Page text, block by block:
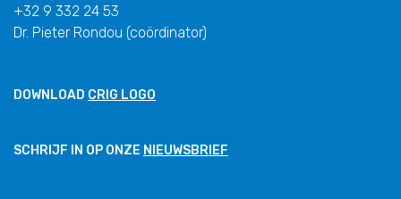
+32 9 332 24 53
Dr. Pieter Rondou (coördinator)
DOWNLOAD CRIG LOGO
SCHRIJF IN OP ONZE NIEUWSBRIEF